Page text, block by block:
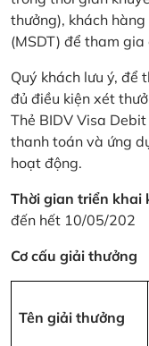
thưởng), khách
(MSDT) để tham
Quý khách lưu ý, để
đủ điều kiện xét
Thẻ BIDV Visa
thanh toán và ứng
hoạt động.
Thời gian triển khai
đến hết 10/05/202
Cơ cấu giải thưởng
Tên giải thưởng